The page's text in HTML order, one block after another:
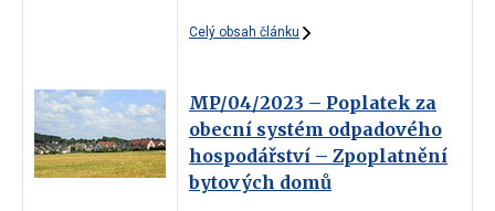
Celý obsah článku
MP/04/2023 – Poplatek za
obecní systém odpadového
hospodářství – Zpoplatnění
bytových domů